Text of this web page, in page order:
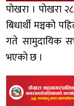
पोखरा । पाेखरा
बिधार्थी मञ्चको
गते सामुदायिक
भएकाे छ ।